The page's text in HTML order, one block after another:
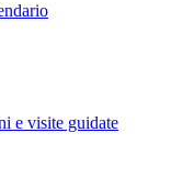
e visite guidate